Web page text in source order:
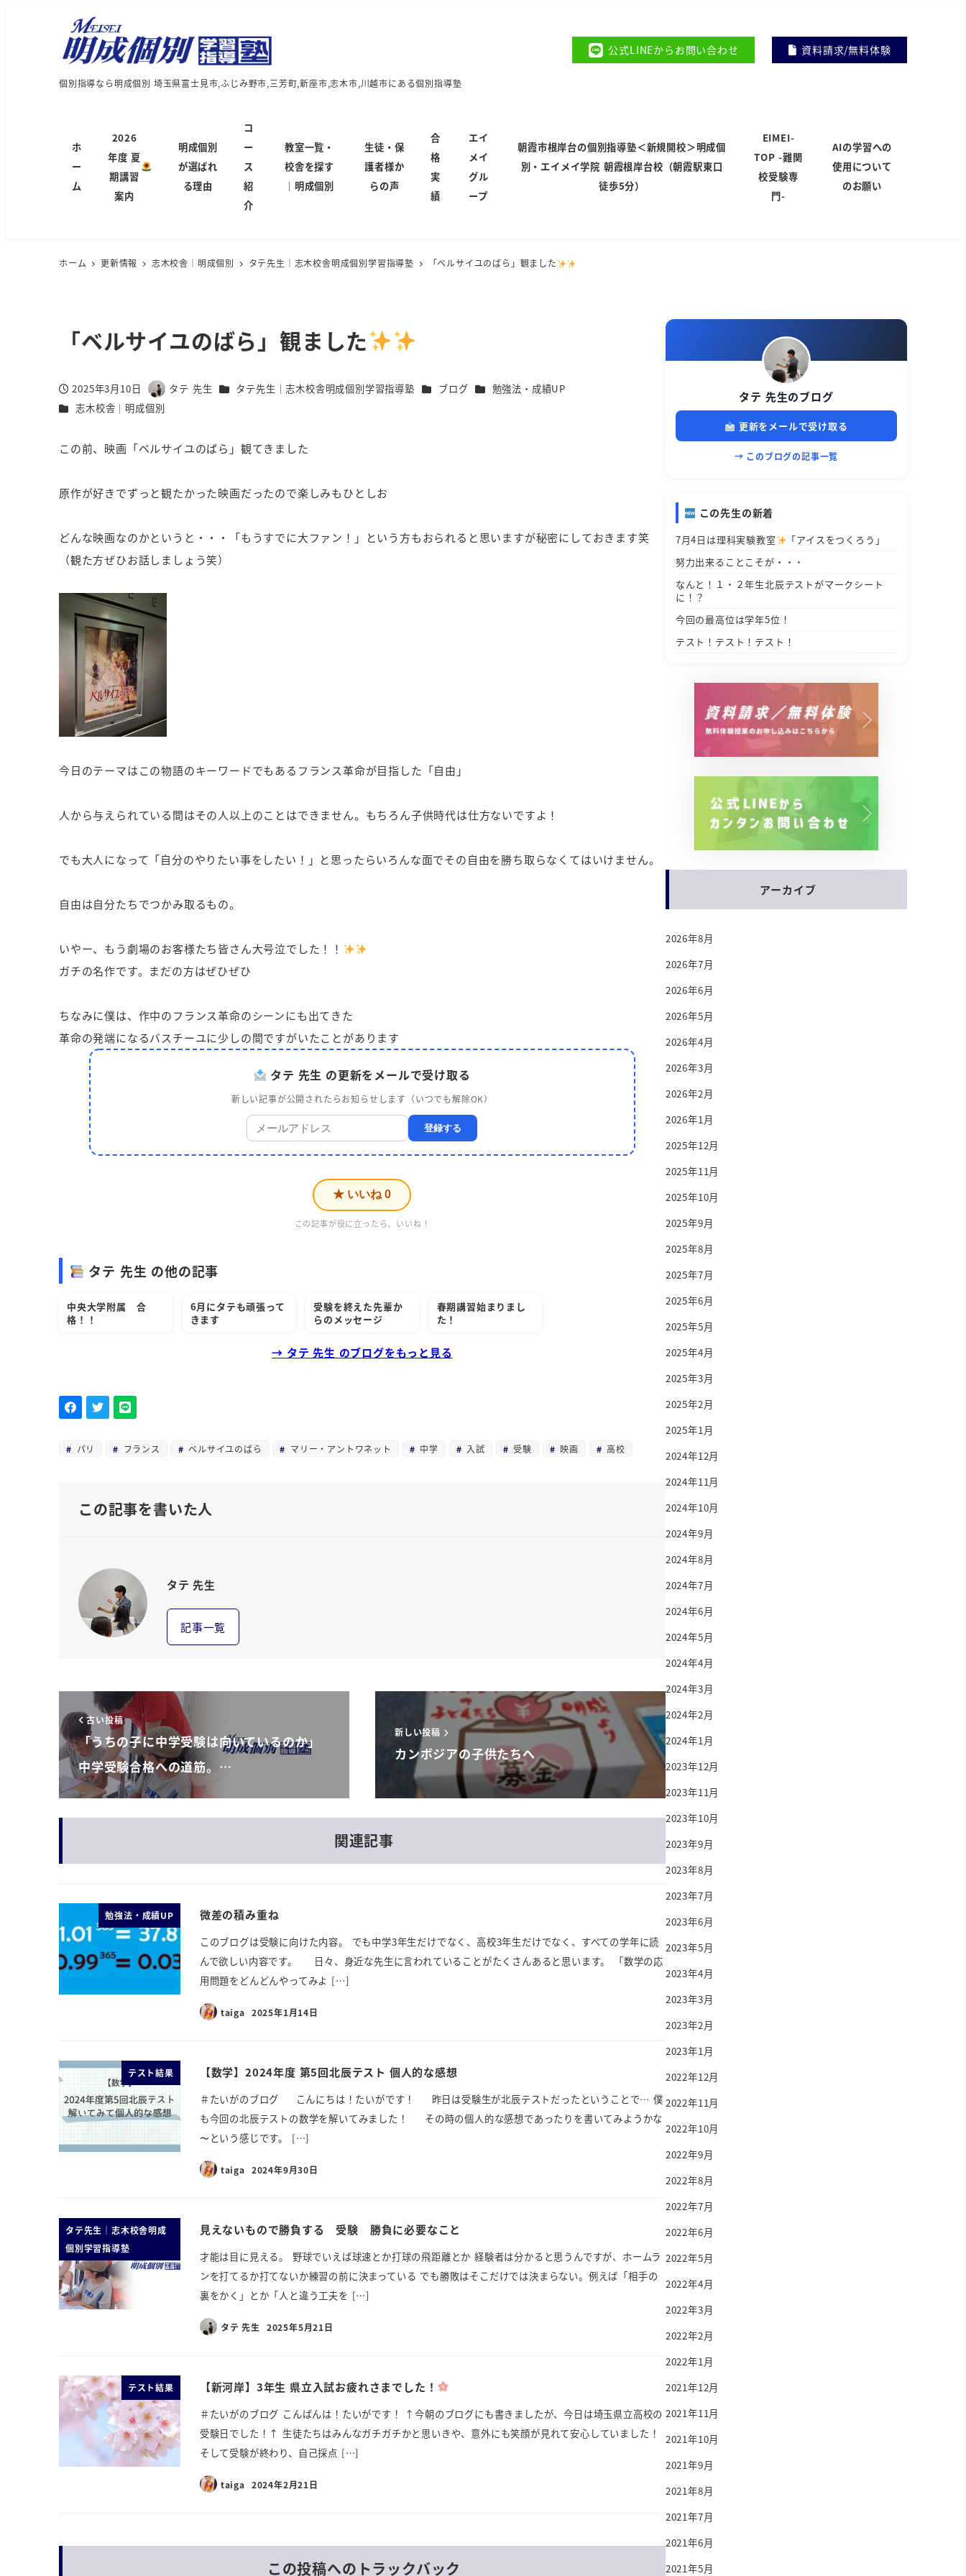
個別指導なら明成個別 埼玉県富士見市,ふじみ野市,三芳町,新座市,志木市,川越市にある個別指導塾
公式LINEからお問い合わせ 資料請求/無料体験
ホ
ー
ム
2026
年度 夏
期講習
案内
明成個別
が選ばれ
る理由
コ
ー
ス
紹
介
教室一覧・
校舎を探す
｜明成個別
生徒・保
護者様か
らの声
合
格
実
績
エイ
メイ
グル
ープ
朝霞市根岸台の個別指導塾＜新規開校＞明成個
別・エイメイ学院 朝霞根岸台校（朝霞駅東口
徒歩5分）
EIMEI-
TOP -難関
校受験専
門-
AIの学習への
使用について
のお願い
ホーム 更新情報 志木校舎｜明成個別 タテ先生｜志木校舎明成個別学習指導塾 「ベルサイユのばら」観ました
「ベルサイユのばら」観ました
投稿日
2025年3月10日
著
者
タテ 先生 カテゴリー
タテ先生｜志木校舎明成個別学習指導塾 カテゴリー
ブログ カテゴリー
勉強法・成績UP
カテゴリー
志木校舎｜明成個別
この前、映画「ベルサイユのばら」観てきました
原作が好きでずっと観たかった映画だったので楽しみもひとしお
どんな映画なのかというと・・・「もうすでに大ファン！」という方もおられると思いますが秘密にしておきます笑
（観た方ぜひお話しましょう笑）
今日のテーマはこの物語のキーワードでもあるフランス革命が目指した「自由」
人から与えられている間はその人以上のことはできません。もちろん子供時代は仕方ないですよ！
でも大人になって「自分のやりたい事をしたい！」と思ったらいろんな面でその自由を勝ち取らなくてはいけません。
自由は自分たちでつかみ取るもの。
いやー、もう劇場のお客様たち皆さん大号泣でした！！
ガチの名作です。まだの方はぜひぜひ
ちなみに僕は、作中のフランス革命のシーンにも出てきた
革命の発端になるバスチーユに少しの間ですがいたことがあります
タテ 先生 の更新をメールで受け取る
新しい記事が公開されたらお知らせします（いつでも解除OK）
登録する
★ いいね0
この記事が役に立ったら、いいね！
タテ 先生 の他の記事
中央大学附属 合
格！！
6月にタテも頑張って
きます
受験を終えた先輩か
らのメッセージ
春期講習始まりまし
た！
→ タテ 先生 のブログをもっと見る
パリ フランス ベルサイユのばら マリー・アントワネット 中学 入試 受験 映画 高校
この記事を書いた人
タテ 先生
記事一覧
古い投稿
「うちの子に中学受験は向いているのか」
中学受験合格への道筋。…
新しい投稿
カンボジアの子供たちへ
関連記事
勉強法・成績UP 微差の積み重ね
このブログは受験に向けた内容。 でも中学3年生だけでなく、高校3年生だけでなく、すべての学年に読
んで欲しい内容です。 日々、身近な先生に言われていることがたくさんあると思います。 「数学の応
用問題をどんどんやってみよ […]
taiga 2025年1月14日
テスト結果 【数学】2024年度 第5回北辰テスト 個人的な感想
＃たいがのブログ こんにちは！たいがです！ 昨日は受験生が北辰テストだったということで… 僕
も今回の北辰テストの数学を解いてみました！ その時の個人的な感想であったりを書いてみようかな
〜という感じです。 […]
taiga 2024年9月30日
タテ先生｜志木校舎明成
個別学習指導塾
見えないもので勝負する 受験 勝負に必要なこと
才能は目に見える。 野球でいえば球速とか打球の飛距離とか 経験者は分かると思うんですが、ホームラ
ンを打てるか打てないか練習の前に決まっている でも勝敗はそこだけでは決まらない。例えば「相手の
裏をかく」とか「人と違う工夫を […]
タテ 先生 2025年5月21日
テスト結果 【新河岸】3年生 県立入試お疲れさまでした！
＃たいがのブログ こんばんは！たいがです！ ↑今朝のブログにも書きましたが、今日は埼玉県立高校の
受験日でした！↑ 生徒たちはみんなガチガチかと思いきや、意外にも笑顔が見れて安心していました！
そして受験が終わり、自己採点 […]
taiga 2024年2月21日
この投稿へのトラックバック
タテ 先生のブログ
更新をメールで受け取る
→ このブログの記事一覧
この先生の新着
7月4日は理科実験教室
「アイスをつくろう」
努力出来ることこそが・・・
なんと！１・２年生北辰テストがマークシート
に！？
今回の最高位は学年5位！
テスト！テスト！テスト！
アーカイブ
2026年8月
2026年7月
2026年6月
2026年5月
2026年4月
2026年3月
2026年2月
2026年1月
2025年12月
2025年11月
2025年10月
2025年9月
2025年8月
2025年7月
2025年6月
2025年5月
2025年4月
2025年3月
2025年2月
2025年1月
2024年12月
2024年11月
2024年10月
2024年9月
2024年8月
2024年7月
2024年6月
2024年5月
2024年4月
2024年3月
2024年2月
2024年1月
2023年12月
2023年11月
2023年10月
2023年9月
2023年8月
2023年7月
2023年6月
2023年5月
2023年4月
2023年3月
2023年2月
2023年1月
2022年12月
2022年11月
2022年10月
2022年9月
2022年8月
2022年7月
2022年6月
2022年5月
2022年4月
2022年3月
2022年2月
2022年1月
2021年12月
2021年11月
2021年10月
2021年9月
2021年8月
2021年7月
2021年6月
2021年5月